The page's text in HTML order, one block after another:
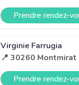
Prendre rendez-
Virginie Farrugia
📍 30260 Montmirat
Prendre rendez-